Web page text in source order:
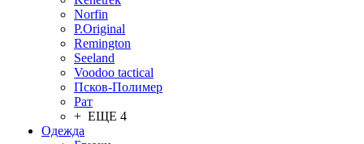
Norfin
P.Original
Remington
Seeland
Voodoo tactical
Псков-Полимер
Рат
+ ЕЩЕ 4
Одежда